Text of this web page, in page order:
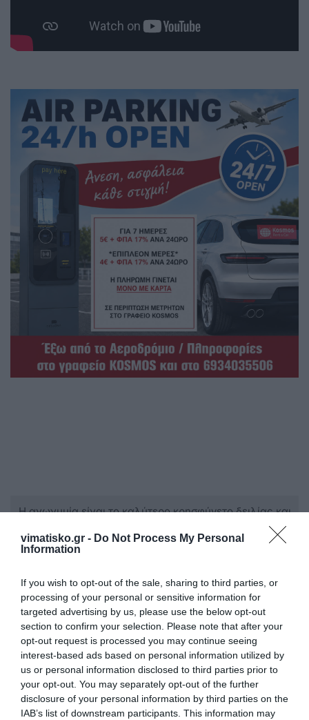
vimatisko.gr - Do Not Process My Personal
Information
If you wish to opt-out of the sale, sharing to third parties, or
processing of your personal or sensitive information for
targeted advertising by us, please use the below opt-out
section to confirm your selection. Please note that after your
opt-out request is processed you may continue seeing
interest-based ads based on personal information utilized by
us or personal information disclosed to third parties prior to
your opt-out. You may separately opt-out of the further
disclosure of your personal information by third parties on the
IAB’s list of downstream participants. This information may
Η ανωνυμία είναι το καλύτερο κρησφύγετο δειλίας και
Πρόσθεσε ένα σχόλιο
ΟΝΟΜΑ